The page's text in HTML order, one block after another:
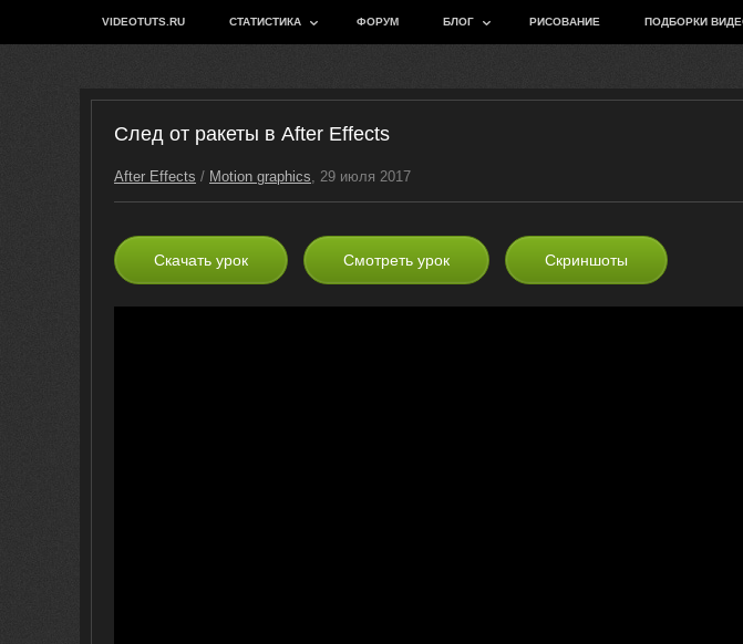
VIDEOTUTS.RU СТАТИСТИКА ФОРУМ БЛОГ РИСОВАНИЕ ПОДБОРКИ
След от ракеты в After Effects
After Effects / Motion graphics, 29 июля 2017
Скачать урок Смотреть урок Скриншоты